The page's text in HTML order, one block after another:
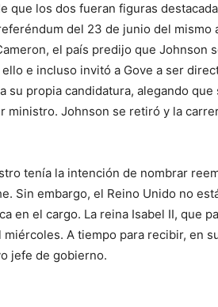
que los dos fueran figuras
del 23 de junio del mismo
el país predijo que Johnson
e incluso invitó a Gove a ser
su propia candidatura, alegando que
ministro. Johnson se retiró y la
tenía la intención de nombrar
Sin embargo, el Reino Unido no
en el cargo. La reina Isabel II, que
A tiempo para recibir, en
jefe de gobierno.